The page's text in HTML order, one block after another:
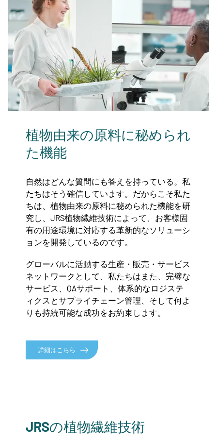
植物由来の原料に秘められ
た機能
自然はどんな質問にも答えを持っている。私
たちはそう確信しています。だからこそ私た
ちは、植物由来の原料に秘められた機能を研
究し、JRS植物繊維技術によって、お客様固
有の用途環境に対応する革新的なソリューシ
ョンを開発しているのです。
グローバルに活動する生産・販売・サービス
ネットワークとして、私たちはまた、完璧な
サービス、QAサポート、体系的なロジステ
ィクスとサプライチェーン管理、そして何よ
りも持続可能な成功をお約束します。
詳細はこちら
JRSの植物繊維技術